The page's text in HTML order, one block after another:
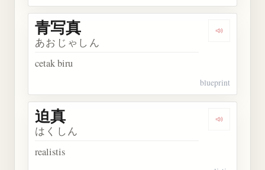
Dengarkan
青写真
あおじゃしん
cetak biru
blueprint
Dengarkan
迫真
はくしん
realistis